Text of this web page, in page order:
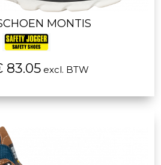
MONTIS
excl. BTW